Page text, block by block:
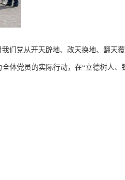
们党从开天辟地、改天换地、翻天
体党员的实际行动，在“立德树人、